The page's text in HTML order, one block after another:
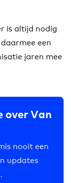
is altijd nodig
een
jaren mee
over Van
nooit een
updates